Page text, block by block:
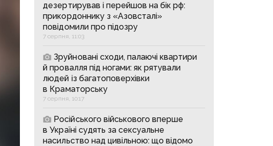
дезертирував і перейшов на бік рф:
прикордоннику з «Азовсталі»
повідомили про підозру
7 серпня, 11:03
Зруйновані сходи, палаючі квартири
й провалля під ногами: як рятували
людей із багатоповерхівки
в Краматорську
7 серпня, 10:17
Російського військового вперше
в Україні судять за сексуальне
насильство над цивільною: що відомо